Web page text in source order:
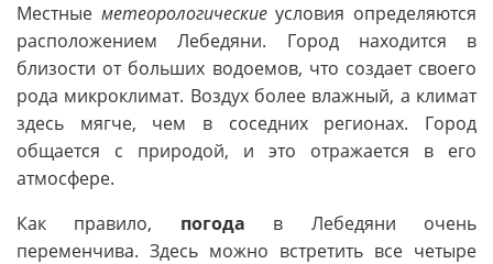
Местные метеорологическиеусловия определяются
расположением Лебедяни. Город находится в
близости от больших водоемов, что создает своего
рода микроклимат. Воздух более влажный, а климат
здесь мягче, чем в соседних регионах. Город
общается с природой, и это отражается в его
атмосфере.
Как правило, погода в Лебедяни очень
переменчива. Здесь можно встретить все четыре